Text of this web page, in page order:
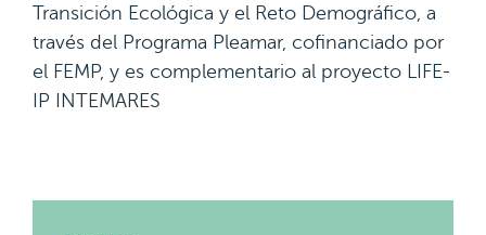
Transición Ecológica y el Reto Demográfico, a
través del Programa Pleamar, cofinanciado por
el FEMP, y es complementario al proyecto LIFE-
IP INTEMARES